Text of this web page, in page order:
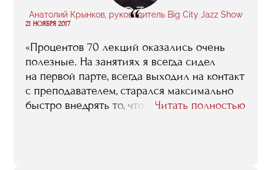
Анатолий Крынков, руководитель Big City Jazz Show
“
21 НОЯБРЯ 2017
«Процентов 70 лекций оказались очень
полезные. На занятиях я всегда сидел
на первой парте, всегда выходил на контакт
с преподавателем, старался максимально
быстро внедрять то, что я узнавалЧитать полностью